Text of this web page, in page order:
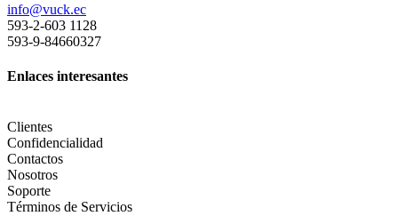
info@vuck.ec
593-2-603 1128
593-9-84660327
Enlaces interesantes
Clientes
Confidencialidad
Contactos
Nosotros
Soporte
Términos de Servicios